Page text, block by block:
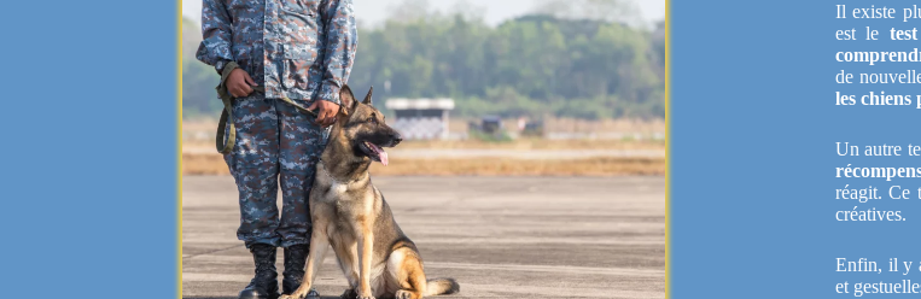
Il existe
est le
de
les chiens
Un autre
réagit. Ce
créatives.
Enfin, il y
et